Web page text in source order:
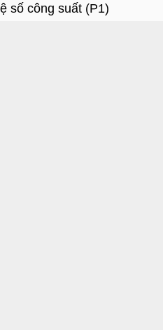
số công suất (P1)